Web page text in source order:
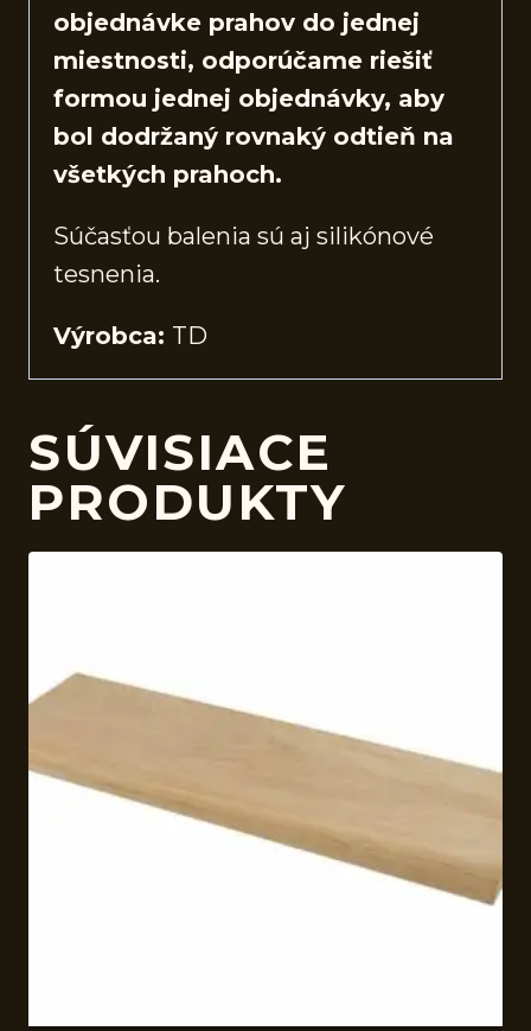
objednávke prahov do jednej
miestnosti, odporúčame riešiť
formou jednej objednávky, aby
bol dodržaný rovnaký odtieň na
všetkých prahoch.
Súčasťou balenia sú aj silikónové
tesnenia.
Výrobca: TD
SÚVISIACE
PRODUKTY